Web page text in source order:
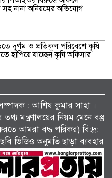
সহ নানা অনিয়মের অভিযোগ।
দুর্গম ও প্রতিকূল পরিবেশে কৃষি
হাঁপিয়ে যাচ্ছেন কৃষি অফিসার।
আদিবাসী দিবস পালিত।
বিশেষ অবদান: ‘জাহানারা
পদক’ পেল নিসচা ডুমুরিয়া
: আশিষ কুমাৱ সাহা ।
তথ্য মন্ত্রণালয়ের নিয়ম মেনে বস্তু
করতে আমরা বদ্ধ পরিকর) বি:দ্র:
ভিডিও অনুমতি ছাড়া ব্যবহার